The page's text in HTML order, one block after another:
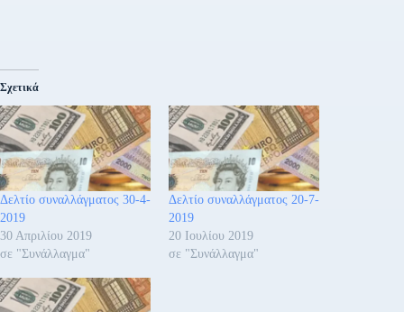
Σχετικά
Δελτίο συναλλάγματος 30-4-
2019
30 Απριλίου 2019
σε "Συνάλλαγμα"
Δελτίο συναλλάγματος 20-7-
2019
20 Ιουλίου 2019
σε "Συνάλλαγμα"